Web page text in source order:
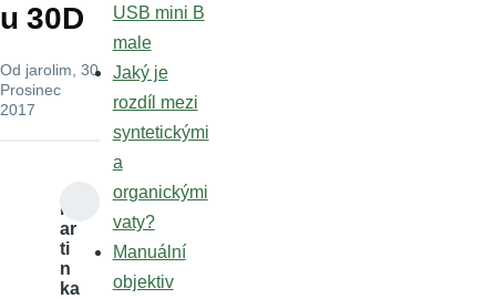
u 30D
Od jarolim , 30
Prosinec
2017
m
ar
ti
n
ka
USB mini B
male
Jaký je
rozdíl mezi
syntetickými
a
organickými
vaty?
Manuální
objektiv